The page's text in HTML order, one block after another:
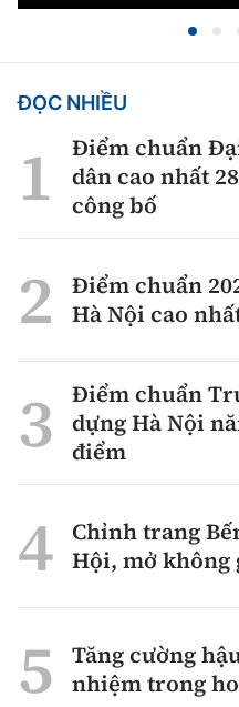
ĐỌC NHIỀU
Điểm chuẩn
dân cao nhất
công bố
Điểm chuẩn
Hà Nội cao
Điểm chuẩn
dựng Hà Nội
điểm
Chỉnh trang
Hội, mở không
Tăng cường
nhiệm trong